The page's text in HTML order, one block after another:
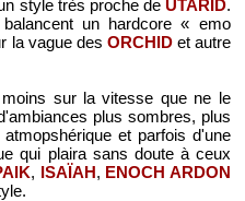
style très proche de UTARID.
un hardcore « emo
la vague des ORCHIDet autre
sur la vitesse que ne le
plus sombres, plus
et parfois d'une
qui plaira sans doute à ceux
, ISAÏAH, ENOCH ARDON